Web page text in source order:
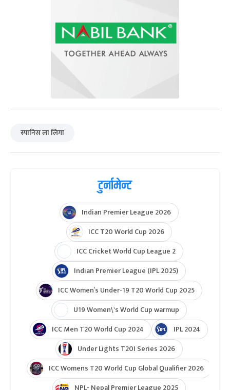
स्पानिस ला लिगा
टुर्नामेन्ट
Indian Premier League 2026
ICC T20 World Cup 2026
ICC Cricket World Cup League 2
Indian Premier League (IPL 2025)
ICC Women’s Under-19 T20 World Cup 2025
U19 Women\'s World Cup warmup
ICC Men T20 World Cup 2024
IPL 2024
Under Lights T20I Series 2026
ICC Womens T20 World Cup Global Qualifier 2026
NPL- Nepal Premier League 2025